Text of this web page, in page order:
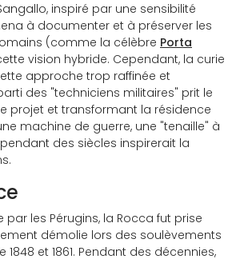
inspiré par une sensibilité
à documenter et à préserver les
(comme la célèbre Porta
vision hybride. Cependant, la curie
approche trop raffinée et
des "techniciens militaires" prit le
projet et transformant la résidence
machine de guerre, une "tenaille" à
des siècles inspirerait la
les Pérugins, la Rocca fut prise
démolie lors des soulèvements
et 1861. Pendant des décennies,